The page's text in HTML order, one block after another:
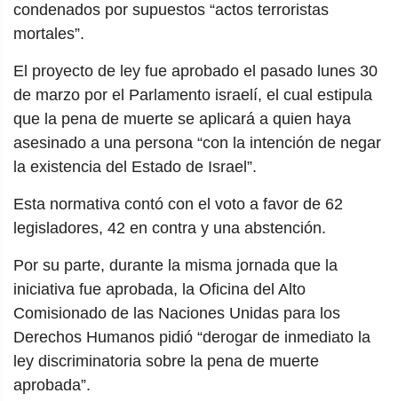
condenados por supuestos “actos terroristas
mortales”.
El proyecto de ley fue aprobado el pasado lunes 30
de marzo por el Parlamento israelí, el cual estipula
que la pena de muerte se aplicará a quien haya
asesinado a una persona “con la intención de negar
la existencia del Estado de Israel”.
Esta normativa contó con el voto a favor de 62
legisladores, 42 en contra y una abstención.
Por su parte, durante la misma jornada que la
iniciativa fue aprobada, la Oficina del Alto
Comisionado de las Naciones Unidas para los
Derechos Humanos pidió “derogar de inmediato la
ley discriminatoria sobre la pena de muerte
aprobada”.